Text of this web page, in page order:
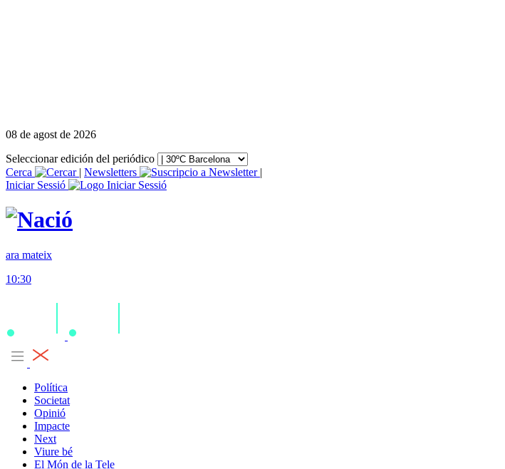
08 de agost de 2026
Seleccionar edición del periódico
Cerca
| Newsletters
|
Iniciar Sessió
ara mateix
10:30
Política
Societat
Opinió
Impacte
Next
Viure bé
El Món de la Tele